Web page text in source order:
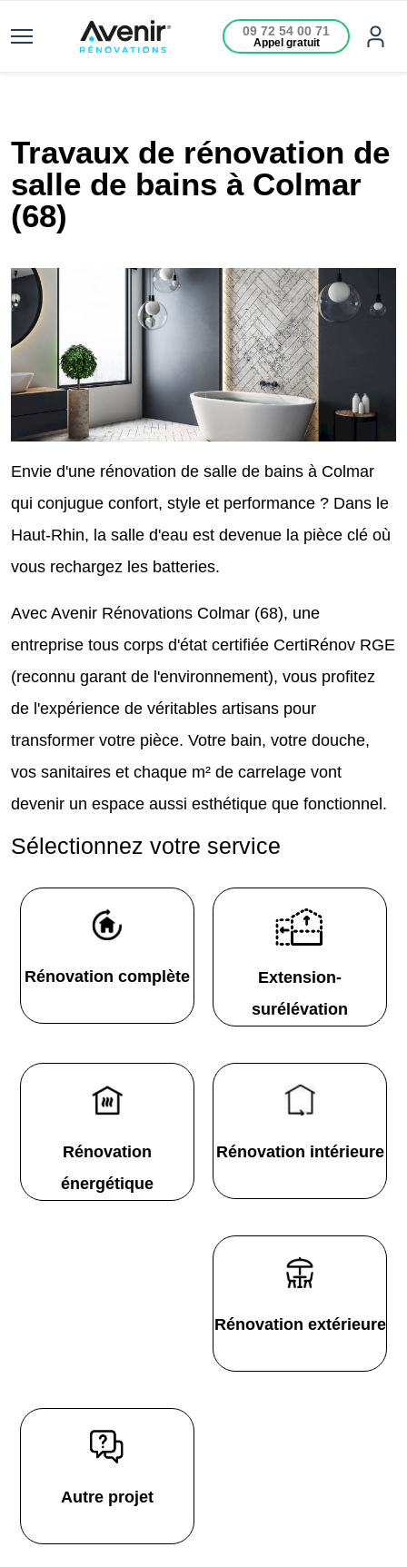
09 72 54 00 71
Appel gratuit
Travaux de rénovation de
salle de bains à Colmar
(68)
Envie d'une rénovation de salle de bains à Colmar
qui conjugue confort, style et performance ? Dans le
Haut-Rhin, la salle d'eau est devenue la pièce clé où
vous rechargez les batteries.
Avec Avenir Rénovations Colmar (68), une
entreprise tous corps d'état certifiée CertiRénov RGE
(reconnu garant de l'environnement), vous profitez
de l'expérience de véritables artisans pour
transformer votre pièce. Votre bain, votre douche,
vos sanitaires et chaque m² de carrelage vont
devenir un espace aussi esthétique que fonctionnel.
Sélectionnez votre service
Rénovation complète
Extension-
surélévation
Rénovation
énergétique
Rénovation intérieure
Rénovation extérieure
Autre projet